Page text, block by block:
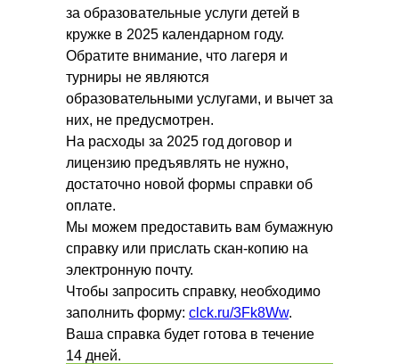
за образовательные услуги детей в
кружке в 2025 календарном году.
Обратите внимание, что лагеря и
турниры не являются
образовательными услугами, и вычет за
них, не предусмотрен.
На расходы за 2025 год договор и
лицензию предъявлять не нужно,
достаточно новой формы справки об
оплате.
Мы можем предоставить вам бумажную
справку или прислать скан-копию на
электронную почту.
Чтобы запросить справку, необходимо
заполнить форму: clck.ru/3Fk8Ww.
Ваша справка будет готова в течение
14 дней.